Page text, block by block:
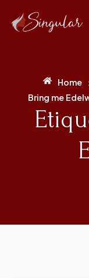
Home
Bring me